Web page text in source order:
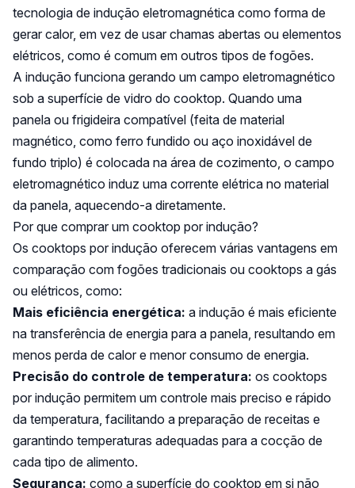
tecnologia de indução eletromagnética como forma de
gerar calor, em vez de usar chamas abertas ou elementos
elétricos, como é comum em outros tipos de fogões.
A indução funciona gerando um campo eletromagnético
sob a superfície de vidro do cooktop. Quando uma
panela ou frigideira compatível (feita de material
magnético, como ferro fundido ou aço inoxidável de
fundo triplo) é colocada na área de cozimento, o campo
eletromagnético induz uma corrente elétrica no material
da panela, aquecendo-a diretamente.
Por que comprar um cooktop por indução?
Os cooktops por indução oferecem várias vantagens em
comparação com fogões tradicionais ou cooktops a gás
ou elétricos, como:
Mais eficiência energética: a indução é mais eficiente
na transferência de energia para a panela, resultando em
menos perda de calor e menor consumo de energia.
Precisão do controle de temperatura: os cooktops
por indução permitem um controle mais preciso e rápido
da temperatura, facilitando a preparação de receitas e
garantindo temperaturas adequadas para a cocção de
cada tipo de alimento.
Segurança: como a superfície do cooktop em si não